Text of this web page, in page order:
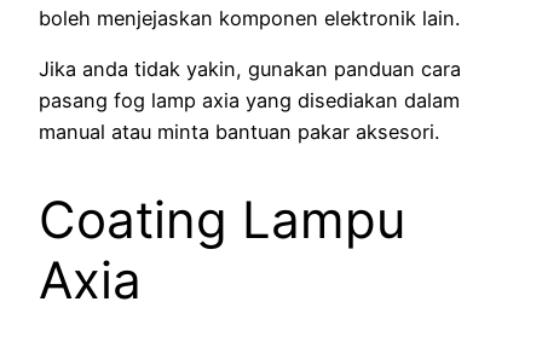
boleh menjejaskan komponen elektronik lain.
Jika anda tidak yakin, gunakan panduan cara
pasang fog lamp axia yang disediakan dalam
manual atau minta bantuan pakar aksesori.
Coating Lampu
Axia